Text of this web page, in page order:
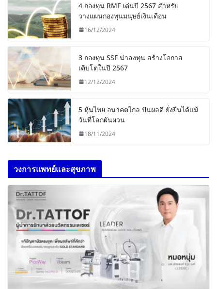
4 กองทุน RMF เด่นปี 2567 สำหรับ
วางแผนกองทุนมนุษย์เงินเดือน
16/12/2024
3 กองทุน SSF น่าลงทุน สร้างโอกาส
เติบโตในปี 2567
12/12/2024
5 หุ้นไทย อนาคตไกล ปันผลดี ยั่งยืนได้แม้
วันที่โลกผันผวน
18/11/2024
วงการแพทย์และสุขภาพ